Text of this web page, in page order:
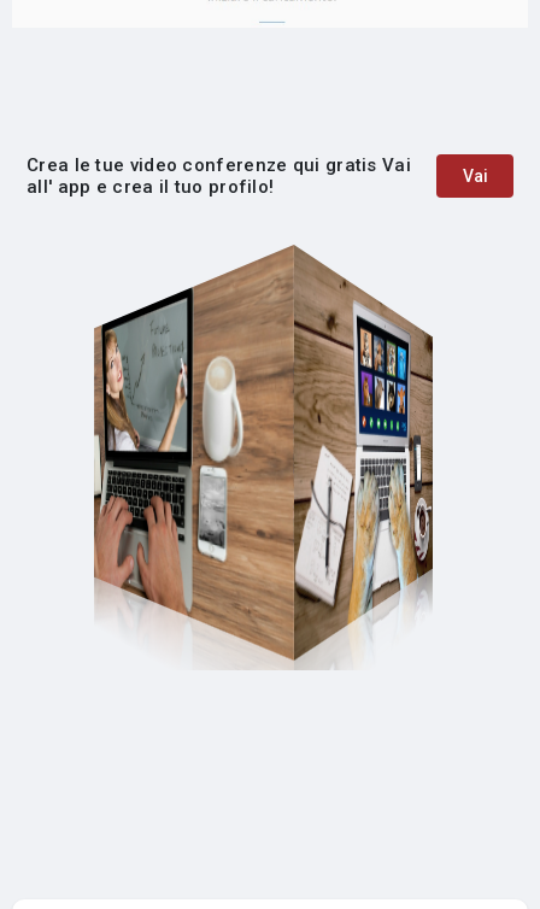
Crea le tue video conferenze qui gratis Vai
all' app e crea il tuo profilo!
Vai